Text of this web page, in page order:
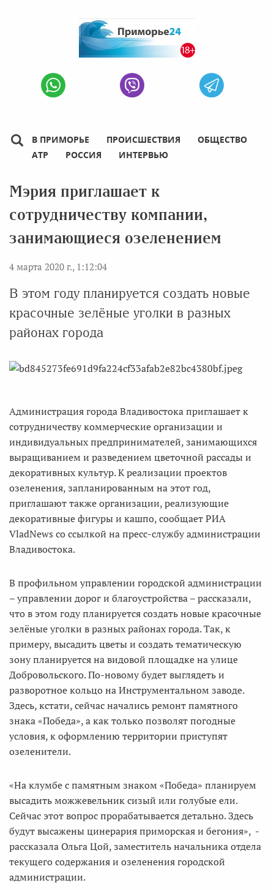
В ПРИМОРЬЕ ПРОИСШЕСТВИЯ
ОБЩЕСТВО
АТР
РОССИЯ ИНТЕРВЬЮ
Мэрия приглашает к
сотрудничеству компании,
занимающиеся озеленением
4 марта 2020 г., 1:12:04
В этом году планируется создать новые
красочные зелёные уголки в разных
районах города
Администрация города Владивостока приглашает к
сотрудничеству коммерческие организации и
индивидуальных предпринимателей, занимающихся
выращиванием и разведением цветочной рассады и
декоративных культур. К реализации проектов
озеленения, запланированным на этот год,
приглашают также организации, реализующие
декоративные фигуры и кашпо, сообщает РИА
VladNews со ссылкой на пресс-службу администрации
Владивостока.
В профильном управлении городской администрации
– управлении дорог и благоустройства – рассказали,
что в этом году планируется создать новые красочные
зелёные уголки в разных районах города. Так, к
примеру, высадить цветы и создать тематическую
зону планируется на видовой площадке на улице
Добровольского. По-новому будет выглядеть и
разворотное кольцо на Инструментальном заводе.
Здесь, кстати, сейчас начались ремонт памятного
знака «Победа», а как только позволят погодные
условия, к оформлению территории приступят
озеленители.
«На клумбе с памятным знаком «Победа» планируем
высадить можжевельник сизый или голубые ели.
Сейчас этот вопрос прорабатывается детально. Здесь
будут высажены цинерария приморская и бегония», -
рассказала Ольга Цой, заместитель начальника отдела
текущего содержания и озеленения городской
администрации.